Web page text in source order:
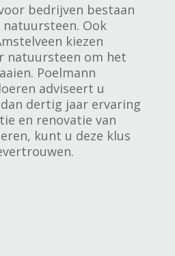
bedrijven bestaan
natuursteen. Ook
kiezen
natuursteen om het
Poelmann
adviseert u
dertig jaar ervaring
en renovatie van
kunt u deze klus